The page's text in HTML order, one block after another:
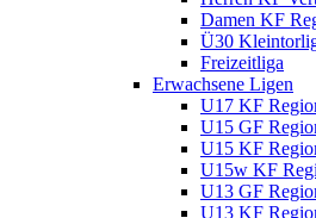
Damen KF
Ü30
Freizeitliga
Erwachsene Ligen
U17 KF
U15 GF
U15 KF
U15w KF
U13 GF
U13 KF